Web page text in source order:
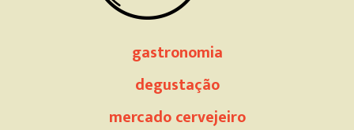
gastronomia
degustação
mercado cervejeiro